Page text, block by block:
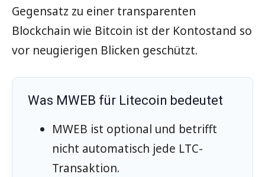
Gegensatz zu einer transparenten
Blockchain wie Bitcoin ist der Kontostand so
vor neugierigen Blicken geschützt.
Was MWEB für Litecoin bedeutet
MWEB ist optional und betrifft
nicht automatisch jede LTC-
Transaktion.